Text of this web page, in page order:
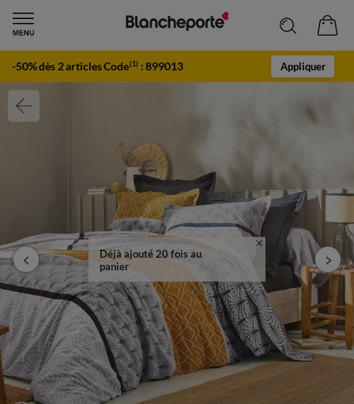
-50% dès 2 articles Code(1) :899013 Appliquer
Déjà ajouté 20 fois au
panier